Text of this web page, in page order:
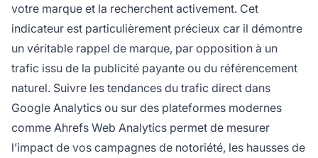
votre marque et la recherchent activement. Cet
indicateur est particulièrement précieux car il démontre
un véritable rappel de marque, par opposition à un
trafic issu de la publicité payante ou du référencement
naturel. Suivre les tendances du trafic direct dans
Google Analytics ou sur des plateformes modernes
comme Ahrefs Web Analytics permet de mesurer
l’impact de vos campagnes de notoriété, les hausses de